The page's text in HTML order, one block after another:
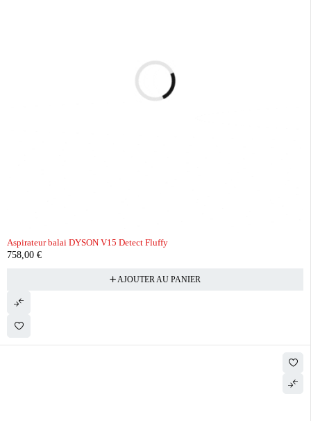
Aspirateur balai DYSON V15 Detect Fluffy
758,00 €
AJOUTER AU PANIER